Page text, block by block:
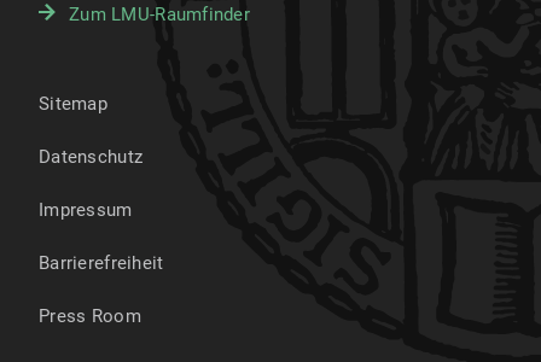
Zum LMU-Raumfinder
Sitemap
Datenschutz
Impressum
Barrierefreiheit
Press Room